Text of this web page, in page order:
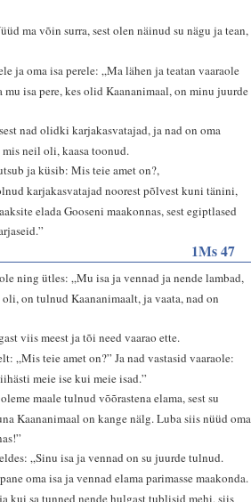
ma võin surra, sest olen näinud su nägu ja tean,
ja oma isa perele: „Ma lähen ja teatan vaaraole
isa pere, kes olid Kaananimaal, on minu juurde
nad olidki karjakasvatajad, ja nad on oma
neil oli, kaasa toonud.
ja küsib: Mis teie amet on?,
karjakasvatajad noorest põlvest kuni tänini,
elada Gooseni maakonnas, sest egiptlased
1Ms 47
ning ütles: „Mu isa ja vennad ja nende lambad,
on tulnud Kaananimaalt, ja vaata, nad on
viis meest ja tõi need vaarao ette.
„Mis teie amet on?” Ja nad vastasid vaaraole:
meie ise kui meie isad.”
maale tulnud võõrastena elama, sest su
Kaananimaal on kange nälg. Luba siis nüüd oma
„Sinu isa ja vennad on su juurde tulnud.
oma isa ja vennad elama parimasse maakonda.
kui sa tunned nende hulgast tublisid mehi, siis